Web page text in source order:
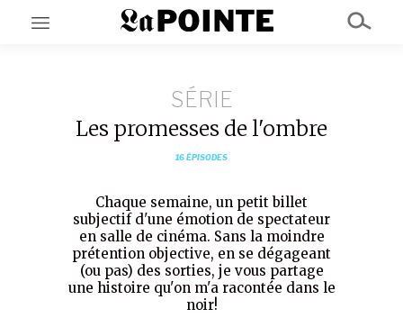
EN CE MOMENT
AU LARGE
À PROPOS
NOS PARTENAIRES
SOUTENEZ NOUS
SÉRIE
Les promesses de l'ombre
16 ÉPISODES
Chaque semaine, un petit billet
subjectif d'une émotion de spectateur
en salle de cinéma. Sans la moindre
prétention objective, en se dégageant
(ou pas) des sorties, je vous partage
une histoire qu'on m'a racontée dans le
noir!